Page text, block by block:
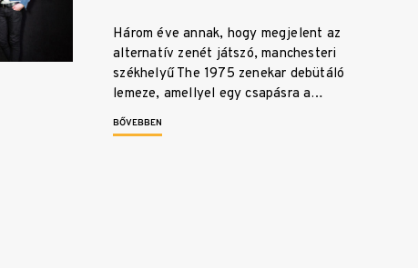
Három éve annak, hogy megjelent az
alternatív zenét játszó, manchesteri
székhelyű The 1975 zenekar debütáló
lemeze, amellyel egy csapásra a…
BŐVEBBEN